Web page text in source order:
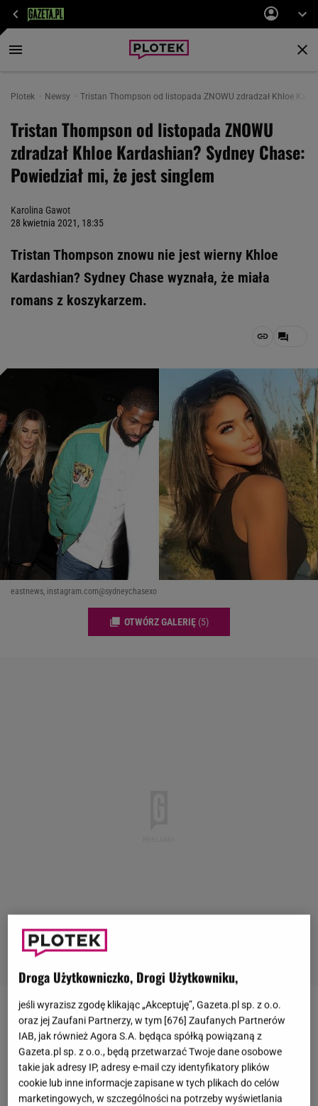
Plotek Newsy Tristan Thompson od listopada ZNOWU zdradzał Khloe
Tristan Thompson od listopada ZNOWU
zdradzał Khloe Kardashian? Sydney Chase:
Powiedział mi, że jest singlem
Karolina Gawot
28 kwietnia 2021, 18:35
Tristan Thompson znowu nie jest wierny Khloe
Kardashian? Sydney Chase wyznała, że miała
romans z koszykarzem.
eastnews, instagram.com@sydneychasexo
OTWÓRZ GALERIĘ (5)
Khloe Kardashianmoże mieć powody do
niepokoju. Sydney Chase poinformowała, że miała
romans zTristanem Thompsonem. Przyznała, że
koszykarz wprost mówił jej, że jest singlem, co - jak
wiadomo - nie było prawdą.
Droga Użytkowniczko, Drogi Użytkowniku,
jeśli wyrazisz zgodę klikając „Akceptuję”, Gazeta.pl sp. z o.o.
oraz jej Zaufani Partnerzy, w tym [676] Zaufanych Partnerów
IAB, jak również Agora S.A. będąca spółką powiązaną z
Gazeta.pl sp. z o.o., będą przetwarzać Twoje dane osobowe
takie jak adresy IP, adresy e-mail czy identyfikatory plików
cookie lub inne informacje zapisane w tych plikach do celów
marketingowych, w szczególności na potrzeby wyświetlania